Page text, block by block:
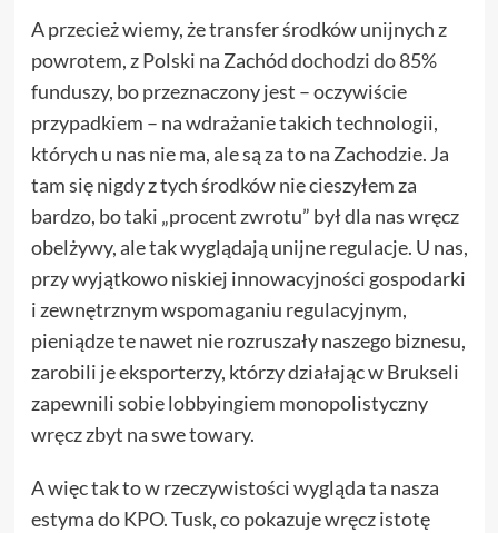
A przecież wiemy, że transfer środków unijnych z
powrotem, z Polski na Zachóddochodzi do 85%
funduszy, bo przeznaczony jest – oczywiście
przypadkiem – na wdrażanie takich technologii,
których u nas nie ma, ale są za to na Zachodzie. Ja
tam się nigdy z tych środków nie cieszyłem za
bardzo, bo taki „procent zwrotu” był dla nas wręcz
obelżywy, ale tak wyglądają unijne regulacje. U nas,
przy wyjątkowo niskiej innowacyjności gospodarki
i zewnętrznym wspomaganiu regulacyjnym,
pieniądze te nawet nie rozruszały naszego biznesu,
zarobili je eksporterzy, którzy działając w Brukseli
zapewnili sobie lobbyingiem monopolistyczny
wręcz zbyt na swe towary.
A więc tak to w rzeczywistości wygląda ta nasza
estyma do KPO. Tusk, co pokazuje wręcz istotę